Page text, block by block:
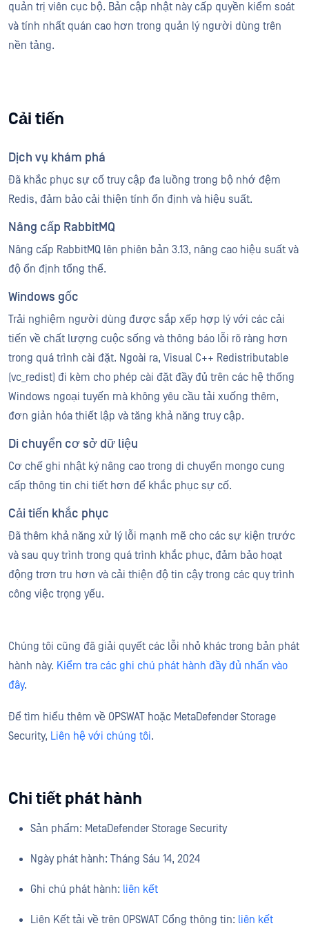
quản trị viên cục bộ. Bản cập nhật này cấp quyền kiểm soát
và tính nhất quán cao hơn trong quản lý người dùng trên
nền tảng.
Cải tiến
Dịch vụ khám phá
Đã khắc phục sự cố truy cập đa luồng trong bộ nhớ đệm
Redis, đảm bảo cải thiện tính ổn định và hiệu suất.
Nâng cấp RabbitMQ
Nâng cấp RabbitMQ lên phiên bản 3.13, nâng cao hiệu suất và
độ ổn định tổng thể.
Windows gốc
Trải nghiệm người dùng được sắp xếp hợp lý với các cải
tiến về chất lượng cuộc sống và thông báo lỗi rõ ràng hơn
trong quá trình cài đặt. Ngoài ra, Visual C++ Redistributable
(vc_redist) đi kèm cho phép cài đặt đầy đủ trên các hệ thống
Windows ngoại tuyến mà không yêu cầu tải xuống thêm,
đơn giản hóa thiết lập và tăng khả năng truy cập.
Di chuyển cơ sở dữ liệu
Cơ chế ghi nhật ký nâng cao trong di chuyển mongo cung
cấp thông tin chi tiết hơn để khắc phục sự cố.
Cải tiến khắc phục
Đã thêm khả năng xử lý lỗi mạnh mẽ cho các sự kiện trước
và sau quy trình trong quá trình khắc phục, đảm bảo hoạt
động trơn tru hơn và cải thiện độ tin cậy trong các quy trình
công việc trọng yếu.
Chúng tôi cũng đã giải quyết các lỗi nhỏ khác trong bản phát
hành này. Kiểm tra các ghi chú phát hành đầy đủ nhấn vào
đây.
Để tìm hiểu thêm về OPSWAT hoặc MetaDefender Storage
Security, Liên hệ với chúng tôi.
Chi tiết phát hành
Sản phẩm: MetaDefender Storage Security
Ngày phát hành: Tháng Sáu 14, 2024
Ghi chú phát hành: liên kết
Liên Kết tải về trên OPSWAT Cổng thông tin: liên kết